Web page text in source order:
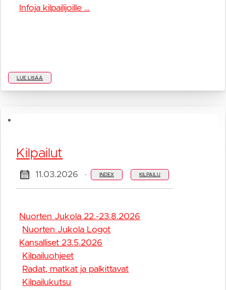
Infoja kilpailijoille …
LUE LISÄÄ
Kilpailut
11.03.2026 · INDEX KILPAILU
Nuorten Jukola 22.-23.8.2026
Nuorten Jukola Logot
Kansalliset 23.5.2026
Kilpailuohjeet
Radat, matkat ja palkittavat
Kilpailukutsu